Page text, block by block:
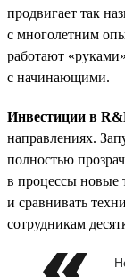
продвигает так
с многолетним
работают
с начинающими.
Инвестиции в
направлениях.
полностью
в процессы новые
и сравнивать
сотрудникам